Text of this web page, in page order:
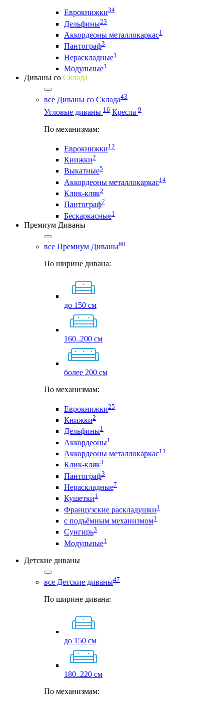
Еврокнижки34
Дельфины23
Аккордеоны металлокаркас1
Пантограф3
Нераскладные1
Модульные1
Диваны со Склада
все Диваны со Склада43
Угловые диваны 16 Кресла 9
По механизмам:
Еврокнижки12
Книжки2
Выкатные5
Аккордеоны металлокаркас14
Клик-кляк2
Пантограф7
Бескаркасные1
Премиум Диваны
все Премиум Диваны60
По ширине дивана:
до 150 см
160..200 см
более 200 см
По механизмам:
Еврокнижки25
Книжки2
Дельфины1
Аккордеоны1
Аккордеоны металлокаркас11
Клик-кляк3
Пантограф3
Нераскладные7
Кушетки1
Французские раскладушки1
с подъёмным механизмом1
Сунгирь3
Модульные1
Детские диваны
все Детские диваны47
По ширине дивана:
до 150 см
180..220 см
По механизмам: